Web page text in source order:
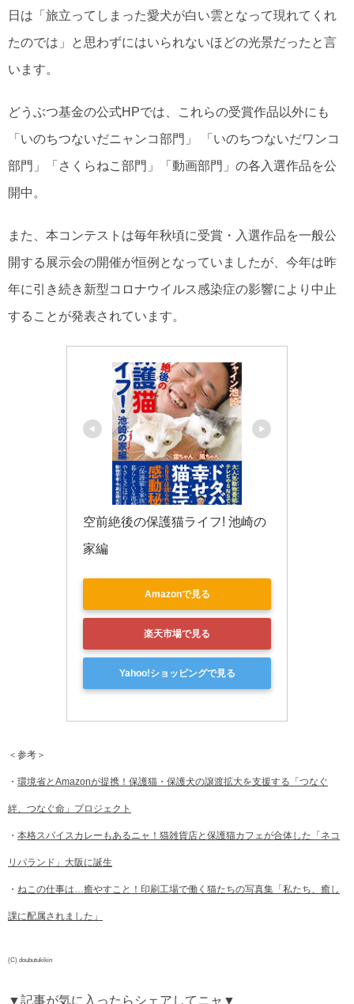
日は「旅立ってしまった愛犬が白い雲となって現れてくれ
たのでは」と思わずにはいられないほどの光景だったと言
います。
どうぶつ基金の公式HPでは、これらの受賞作品以外にも
「いのちつないだニャンコ部門」 「いのちつないだワンコ
部門」「さくらねこ部門」「動画部門」の各入選作品を公
開中。
また、本コンテストは毎年秋頃に受賞・入選作品を一般公
開する展示会の開催が恒例となっていましたが、今年は昨
年に引き続き新型コロナウイルス感染症の影響により中止
することが発表されています。
空前絶後の保護猫ライフ! 池崎の
家編
Amazonで見る
楽天市場で見る
Yahoo!ショッピングで見る
＜参考＞
・ 環境省とAmazonが提携！保護猫・保護犬の譲渡拡大を支援する「つなぐ
絆、つなぐ命」プロジェクト
・ 本格スパイスカレーもあるニャ！猫雑貨店と保護猫カフェが合体した「ネコ
リパランド」大阪に誕生
・ ねこの仕事は…癒やすこと！印刷工場で働く猫たちの写真集「私たち、癒し
課に配属されました」
(C) doubutukikin
▼記事が気に入ったらシェアしてニャ▼